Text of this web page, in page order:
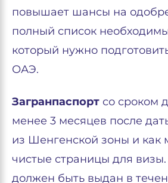
повышает шансы на
полный список
который нужно
ОАЭ.
Загранпаспорт со сроком
менее 3 месяцев после
из Шенгенской зоны и как
чистые страницы для
должен быть выдан в